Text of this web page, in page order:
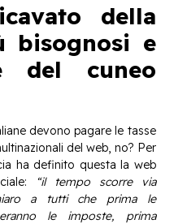
della
bisognosi e
del cuneo
devono pagare le tasse
del web, no? Per
ha definito questa la web
“il tempo scorre via
a tutti che prima le
le imposte, prima